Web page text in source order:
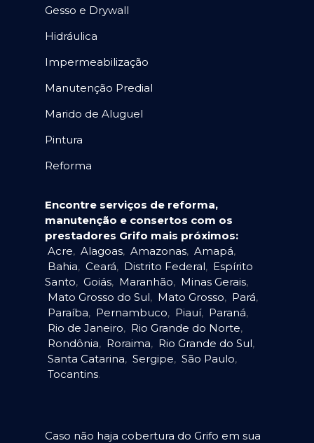
Gesso e Drywall
Hidráulica
Impermeabilização
Manutenção Predial
Marido de Aluguel
Pintura
Reforma
Encontre serviços de reforma,
manutenção e consertos com os
prestadores Grifo mais próximos:
Acre, Alagoas, Amazonas, Amapá,
Bahia, Ceará, Distrito Federal, Espírito
Santo, Goiás, Maranhão, Minas Gerais,
Mato Grosso do Sul, Mato Grosso, Pará,
Paraíba, Pernambuco, Piauí, Paraná,
Rio de Janeiro, Rio Grande do Norte,
Rondônia, Roraima, Rio Grande do Sul,
Santa Catarina, Sergipe, São Paulo,
Tocantins.
Caso não haja cobertura do Grifo em sua